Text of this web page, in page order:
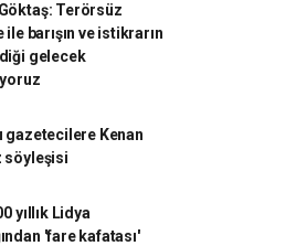
Terörsüz
ile barışın ve istikrarın
gelecek
gazetecilere Kenan
söyleşisi
yıllık Lidya
'fare kafatası'